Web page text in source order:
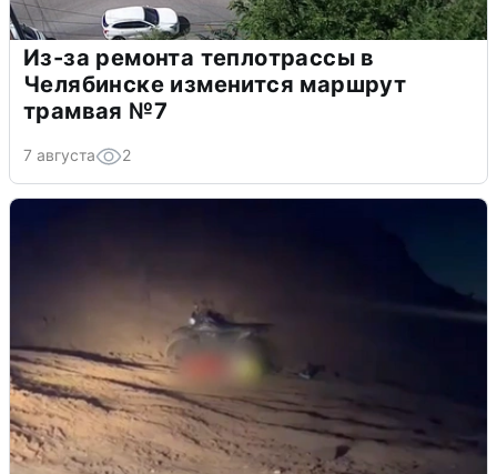
Из-за ремонта теплотрассы в
Челябинске изменится маршрут
трамвая №7
7 августа 2